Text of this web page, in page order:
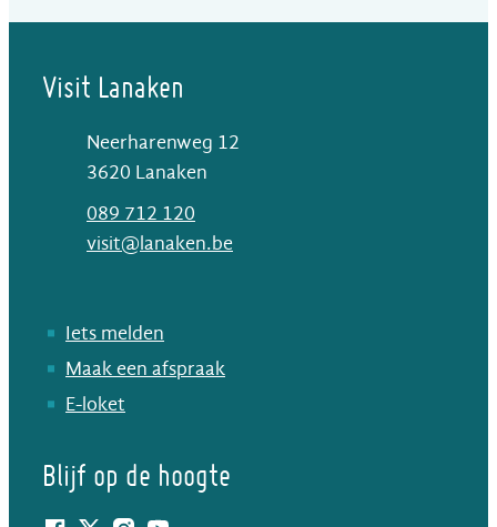
Visit Lanaken
Neerharenweg 12
,3620 Lanaken
089 712 120
E-mailvisit@lanaken.be
Iets melden
Maak een afspraak
E-loket
Blijf op de hoogte